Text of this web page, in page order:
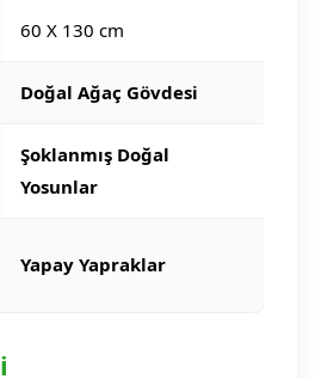
60 X 130 cm
Doğal Ağaç Gövdesi
Şoklanmış Doğal
Yosunlar
Yapay Yapraklar